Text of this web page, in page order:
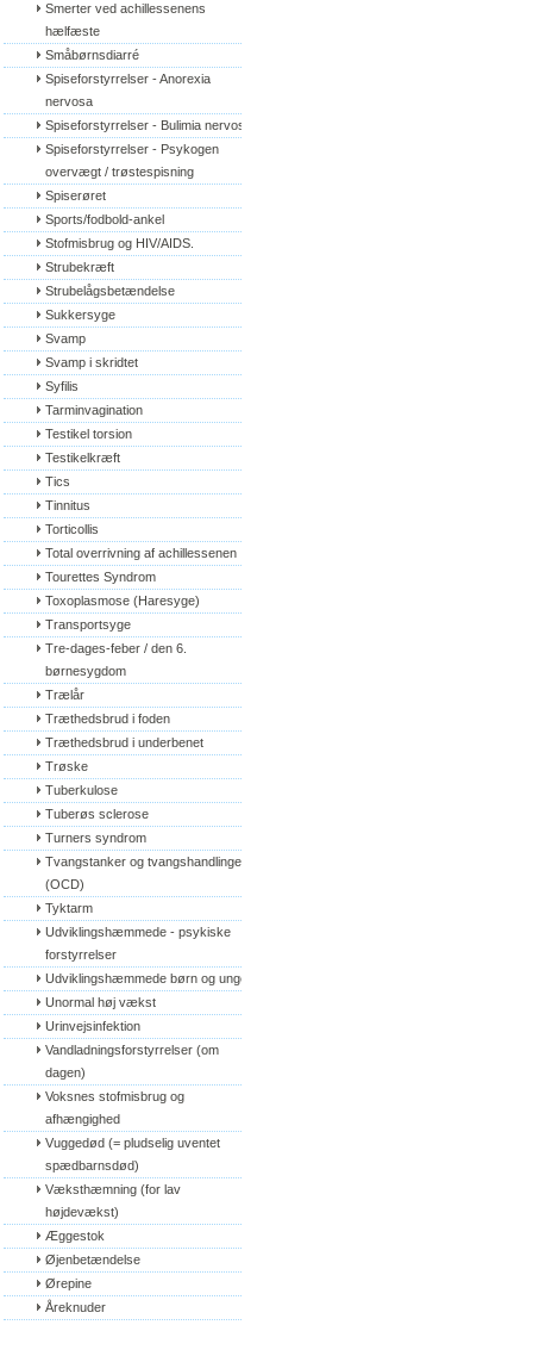
Smerter ved achillessenens
hælfæste
Småbørnsdiarré
Spiseforstyrrelser - Anorexia
nervosa
Spiseforstyrrelser - Bulimia nervosa
Spiseforstyrrelser - Psykogen
overvægt / trøstespisning
Spiserøret
Sports/fodbold-ankel
Stofmisbrug og HIV/AIDS.
Strubekræft
Strubelågsbetændelse
Sukkersyge
Svamp
Svamp i skridtet
Syfilis
Tarminvagination
Testikel torsion
Testikelkræft
Tics
Tinnitus
Torticollis
Total overrivning af achillessenen
Tourettes Syndrom
Toxoplasmose (Haresyge)
Transportsyge
Tre-dages-feber / den 6.
børnesygdom
Trælår
Træthedsbrud i foden
Træthedsbrud i underbenet
Trøske
Tuberkulose
Tuberøs sclerose
Turners syndrom
Tvangstanker og tvangshandlinger
(OCD)
Tyktarm
Udviklingshæmmede - psykiske
forstyrrelser
Udviklingshæmmede børn og unge
Unormal høj vækst
Urinvejsinfektion
Vandladningsforstyrrelser (om
dagen)
Voksnes stofmisbrug og
afhængighed
Vuggedød (= pludselig uventet
spædbarnsdød)
Væksthæmning (for lav
højdevækst)
Æggestok
Øjenbetændelse
Ørepine
Åreknuder